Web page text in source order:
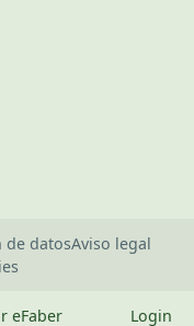
de datosAviso legal
eFaber Login